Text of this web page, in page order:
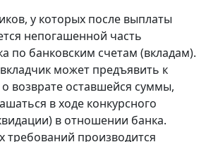
у которых после выплаты
непогашенной часть
по банковским счетам (вкладам).
может предъявить к
возврате оставшейся суммы,
в ходе конкурсного
в отношении банка.
требований производится